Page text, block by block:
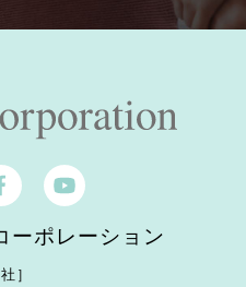
ーポレーション
］